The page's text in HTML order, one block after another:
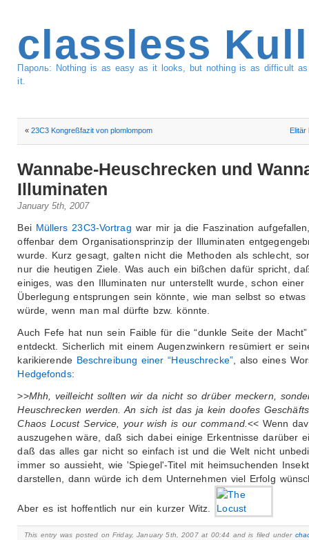
classless
Пароль: Nothing is as easy as it looks, but nothing is as difficult
it.
«23C3 Kongreßfazit von plomlompom Elitär
Wannabe-Heuschrecken und
Illuminaten
January 5th, 2007
Bei Müllers 23C3-Vortrag war mir ja die Faszination
offenbar dem Organisationsprinzip der Illuminaten
wurde. Kurz gesagt, galten nicht die Methoden als schlecht,
nur die heutigen Ziele. Was auch ein bißchen dafür spricht,
einiges, was den Illuminaten nur unterstellt wurde, schon einer
Überlegung entsprungen sein könnte, wie man selbst so etwas
würde, wenn man mal dürfte bzw. könnte.
Auch Fefe hat nun sein Faible für die “dunkle Seite der Macht”
entdeckt. Sicherlich mit einem Augenzwinkern resümiert er
karikierende Beschreibung einer “Heuschrecke”, also eines
Hedgefonds:
>>Mhh, veilleicht sollten wir da nicht so drüber meckern,
Heuschrecken werden. An sich ist das ja kein doofes
Chaos Locust Service, your wish is our command. << Wenn
auszugehen wäre, daß sich dabei einige Erkentnisse darüber
daß das alles gar nicht so einfach ist und die Welt nicht
immer so aussieht, wie 'Spiegel'-Titel mit heimsuchenden
darstellen, dann würde ich dem Unternehmen viel Erfolg
Aber es ist hoffentlich nur ein kurzer Witz.
This entry was posted on Friday, January 5th, 2007 at 00:44 and is filed under